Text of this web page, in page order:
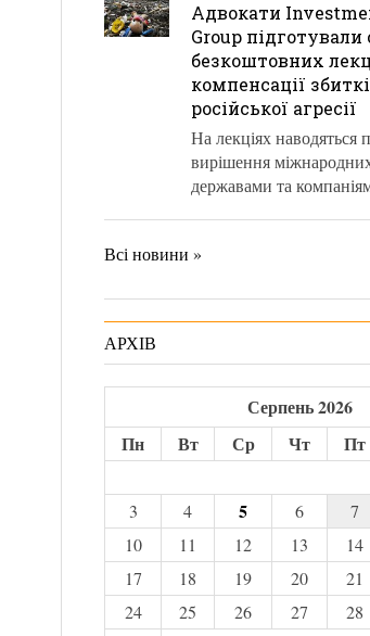
Адвокати
Group підготували
безкоштовних
компенсації
російської агресії
На лекціях наводяться
вирішення
державами та
Всі новини »
АРХІВ
Серпень 2026
Пн
Вт Ср Чт Пт
3
4 5 6 7
10
11 12 13 14
17
18 19 20 21
24
25 26 27 28